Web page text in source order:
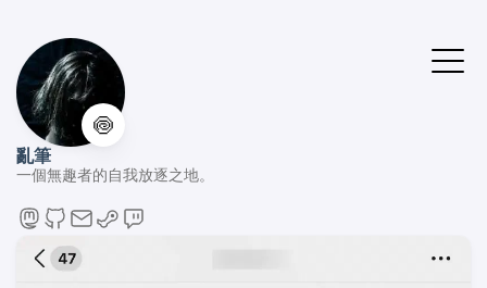
🍥
亂筆
一個無趣者的自我放逐之地。